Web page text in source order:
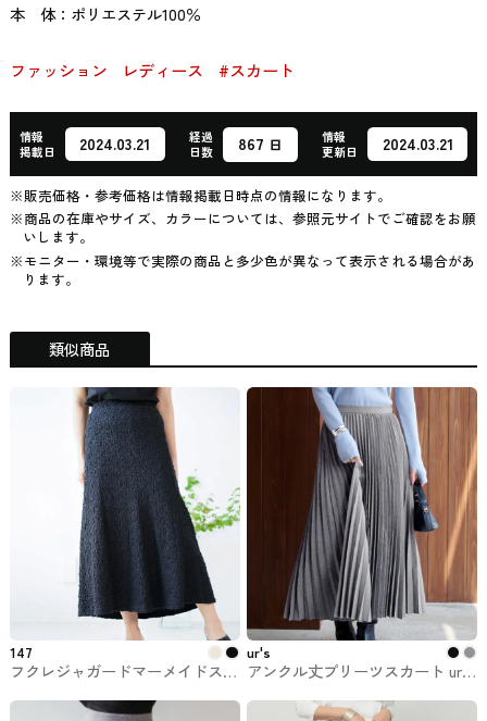
本 体：ポリエステル100％
ファッション レディース #スカート
情報
掲載日
2024.03.21
経過
日数
867 日
情報
更新日
2024.03.21
※販売価格・参考価格は情報掲載日時点の情報になります。
※商品の在庫やサイズ、カラーについては、参照元サイトでご確認をお願
いします。
※モニター・環境等で実際の商品と多少色が異なって表示される場合があ
ります。
類似商品
147
フクレジャガードマーメイドスカ
ur's
アンクル丈プリーツスカート ur's